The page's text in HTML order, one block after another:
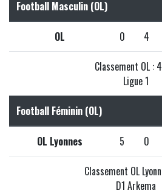
Football Masculin (OL)
OL 0 4
Classement OL :
Ligue 1
Football Féminin (OL)
OL Lyonnes 5 0
Classement OL
D1 Arkema